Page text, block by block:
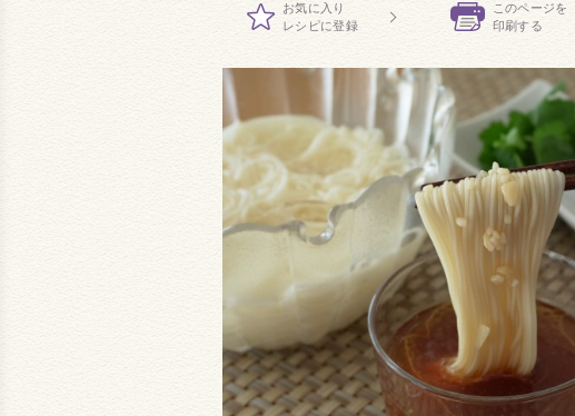
お気に入り
レシピに登録
このページを
印刷する